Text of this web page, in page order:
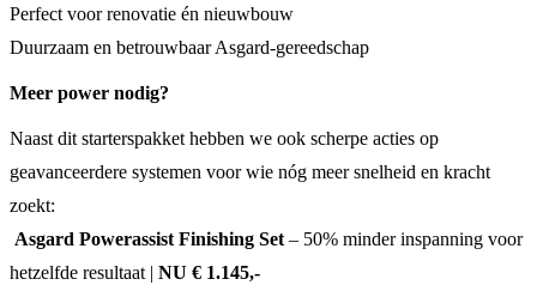
Perfect voor renovatie én nieuwbouw
Duurzaam en betrouwbaar Asgard-gereedschap
Meer power nodig?
Naast dit starters­pakket hebben we ook scherpe acties op
geavanceerdere systemen voor wie nóg meer snelheid en kracht
zoekt:
Asgard Powerassist Finishing Set – 50% minder inspanning voor
hetzelfde resultaat | NU € 1.145,-